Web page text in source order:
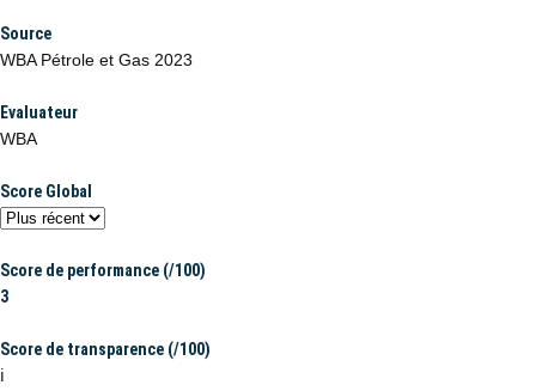
Source
WBA Pétrole et Gas 2023
Evaluateur
WBA
Score Global
Score de performance (/100)
3
Score de transparence (/100)
ℹ️